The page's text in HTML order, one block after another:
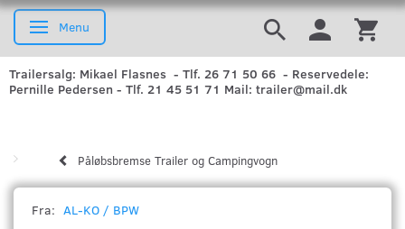
Skifte navigation
Menu
Trailersalg: Mikael Flasnes - Tlf. 26 71 50 66 - Reservedele:
Pernille Pedersen - Tlf. 21 45 51 71 Mail: trailer@mail.dk
Påløbsbremse Trailer og Campingvogn
Fra: AL-KO / BPW